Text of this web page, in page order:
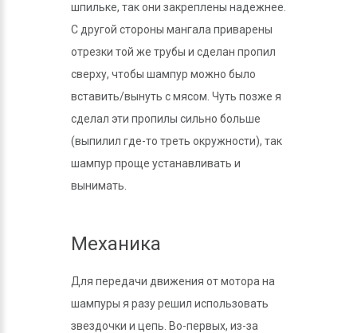
шпильке, так они закреплены надежнее.
С другой стороны мангала приварены
отрезки той же трубы и сделан пропил
сверху, чтобы шампур можно было
вставить/вынуть с мясом. Чуть позже я
сделал эти пропилы сильно больше
(выпилил где-то треть окружности), так
шампур проще устанавливать и
вынимать.
Механика
Для передачи движения от мотора на
шампуры я разу решил использовать
звездочки и цепь. Во-первых, из-за